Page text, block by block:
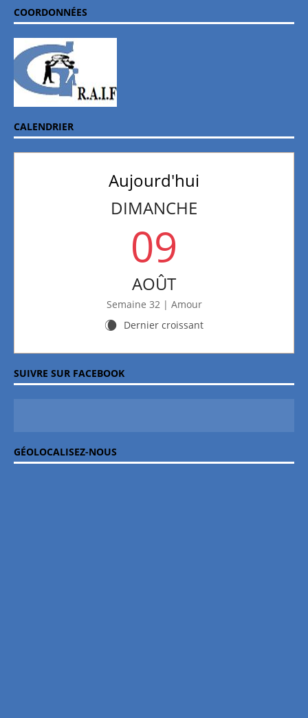
COORDONNÉES
CALENDRIER
Aujourd'hui
DIMANCHE
09
AOÛT
Semaine 32 | Amour
W Dernier croissant
SUIVRE SUR FACEBOOK
GÉOLOCALISEZ-NOUS